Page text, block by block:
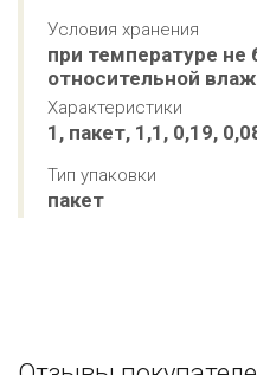
Условия хранения
при температуре не
относительной
Характеристики
1, пакет, 1,1, 0,19,
Тип упаковки
пакет